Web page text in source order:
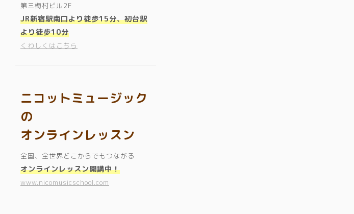
第三梅村ビル2F
JR新宿駅南口より徒歩15分、初台駅
より徒歩10分
くわしくはこちら
ニコットミュージック
の
オンラインレッスン
全国、全世界どこからでもつながる
オンラインレッスン開講中！
www.nicomusicschool.com